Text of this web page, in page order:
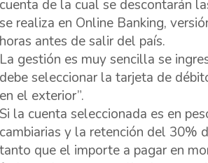
cuenta de la cual se descontarán
se realiza en Online Banking,
horas antes de salir del país.
La gestión es muy sencilla se
debe seleccionar la tarjeta de
en el exterior”.
Si la cuenta seleccionada es en
cambiarias y la retención del 30%
tanto que el importe a pagar en